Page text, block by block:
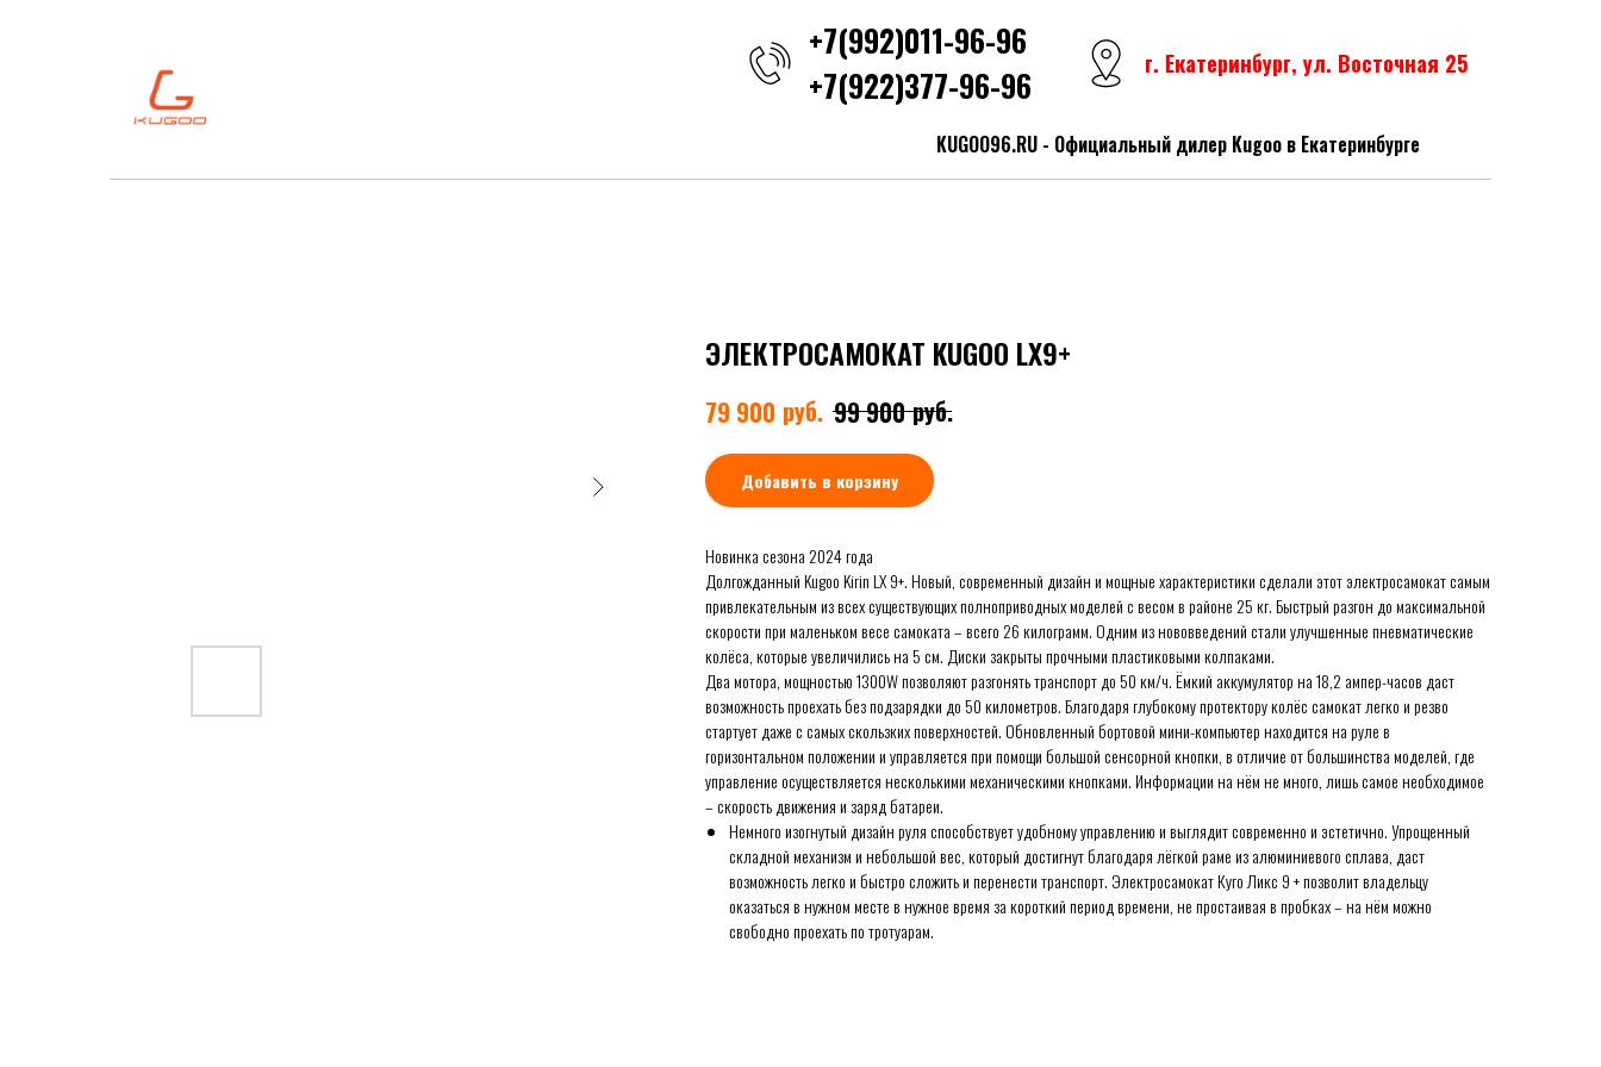
+7(992)011-96-96
+7(922)377-96-96
г. Екатеринбург, ул. Восточная 25
KUGOO96.RU - Официальный дилер Kugoo в Екатеринбурге
ЭЛЕКТРОСАМОКАТ KUGOO LX9+
79 900 руб. 99 900 руб.
Добавить в корзину
Новинка сезона 2024 года
Долгожданный Kugoo Kirin LX 9+. Новый, современный дизайн и мощные характеристики сделали этот электросамокат самым
привлекательным из всех существующих полноприводных моделей с весом в районе 25 кг. Быстрый разгон до максимальной
скорости при маленьком весе самоката – всего 26 килограмм. Одним из нововведений стали улучшенные пневматические
колёса, которые увеличились на 5 см. Диски закрыты прочными пластиковыми колпаками.
Два мотора, мощностью 1300W позволяют разгонять транспорт до 50 км/ч. Ёмкий аккумулятор на 18,2 ампер-часов даст
возможность проехать без подзарядки до 50 километров. Благодаря глубокому протектору колёс самокат легко и резво
стартует даже с самых скользких поверхностей. Обновленный бортовой мини-компьютер находится на руле в
горизонтальном положении и управляется при помощи большой сенсорной кнопки, в отличие от большинства моделей, где
управление осуществляется несколькими механическими кнопками. Информации на нём не много, лишь самое необходимое
– скорость движения и заряд батареи.
Немного изогнутый дизайн руля способствует удобному управлению и выглядит современно и эстетично. Упрощенный
складной механизм и небольшой вес, который достигнут благодаря лёгкой раме из алюминиевого сплава, даст
возможность легко и быстро сложить и перенести транспорт. Электросамокат Куго Ликс 9 + позволит владельцу
оказаться в нужном месте в нужное время за короткий период времени, не простаивая в пробках – на нём можно
свободно проехать по тротуарам.